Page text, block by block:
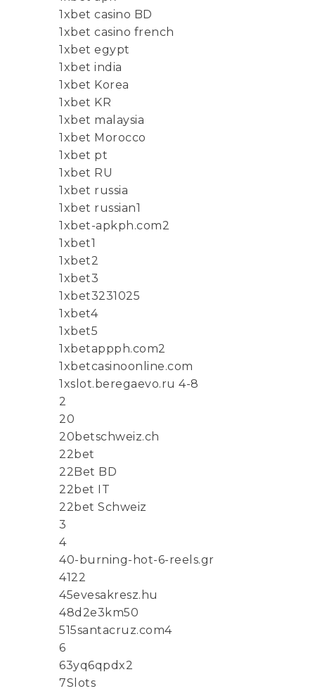
1xbet casino BD
1xbet casino french
1xbet egypt
1xbet india
1xbet Korea
1xbet KR
1xbet malaysia
1xbet Morocco
1xbet pt
1xbet RU
1xbet russia
1xbet russian1
1xbet-apkph.com2
1xbet1
1xbet2
1xbet3
1xbet3231025
1xbet4
1xbet5
1xbetappph.com2
1xbetcasinoonline.com
1xslot.beregaevo.ru 4-8
2
20
20betschweiz.ch
22bet
22Bet BD
22bet IT
22bet Schweiz
3
4
40-burning-hot-6-reels.gr
4122
45evesakresz.hu
48d2e3km50
515santacruz.com4
6
63yq6qpdx2
7Slots